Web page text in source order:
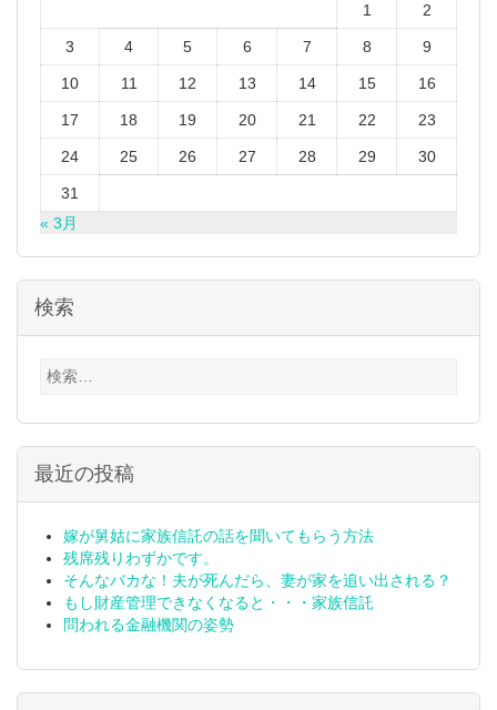
1 2
3 4 5 6 7 8 9
10 11 12 13 14 15 16
17 18 19 20 21 22 23
24 25 26 27 28 29 30
31
« 3月
検索
検
最近の投稿
嫁が舅姑に家族信託の話を聞いてもらう方法
残席残りわずかです。
そんなバカな！夫が死んだら、妻が家を追い出される？
もし財産管理できなくなると・・・家族信託
問われる金融機関の姿勢